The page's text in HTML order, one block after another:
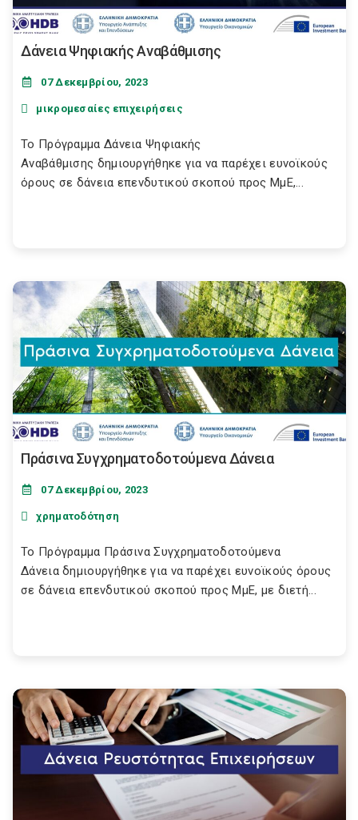
Δάνεια Ψηφιακής Αναβάθμισης
07 Δεκεμβρίου, 2023
μικρομεσαίες επιχειρήσεις
Το Πρόγραμμα Δάνεια Ψηφιακής
Αναβάθμισης δημιουργήθηκε για να παρέχει ευνοϊκούς
όρους σε δάνεια επενδυτικού σκοπού προς ΜμΕ,...
Πράσινα Συγχρηματοδοτούμενα Δάνεια
07 Δεκεμβρίου, 2023
χρηματοδότηση
Το Πρόγραμμα Πράσινα Συγχρηματοδοτούμενα
Δάνεια δημιουργήθηκε για να παρέχει ευνοϊκούς όρους
σε δάνεια επενδυτικού σκοπού προς ΜμΕ, με διετή...